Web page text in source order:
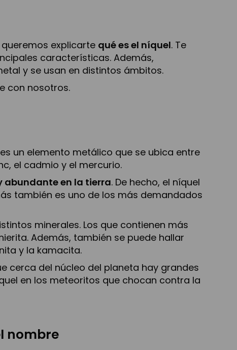
explicarte qué es el níquel. Te
características. Además,
y se usan en distintos ámbitos.
con nosotros.
un elemento metálico que se ubica entre
el cadmio y el mercurio.
abundante en la tierra. De hecho, el níquel
también es uno de los más demandados
minerales. Los que contienen más
Además, también se puede hallar
y la kamacita.
cerca del núcleo del planeta hay grandes
en los meteoritos que chocan contra la
nombre